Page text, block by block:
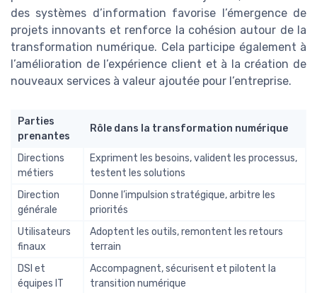
des systèmes d’information favorise l’émergence de
projets innovants et renforce la cohésion autour de la
transformation numérique. Cela participe également à
l’amélioration de l’expérience client et à la création de
nouveaux services à valeur ajoutée pour l’entreprise.
Parties
prenantes
Rôle dans la transformation numérique
Directions
métiers
Expriment les besoins, valident les processus,
testent les solutions
Direction
générale
Donne l’impulsion stratégique, arbitre les
priorités
Utilisateurs
finaux
Adoptent les outils, remontent les retours
terrain
DSI et
équipes IT
Accompagnent, sécurisent et pilotent la
transition numérique